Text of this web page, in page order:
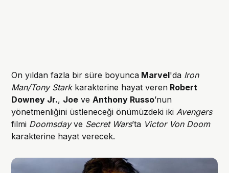
On yıldan fazla bir süre boyunca Marvel'da Iron
Man/Tony Starkkarakterine hayat veren Robert
Downey Jr., Joe veAnthony Russo’nun
yönetmenliğini üstleneceği önümüzdeki ikiAvengers
filmi Doomsdayve Secret Wars’ta Victor Von Doom
karakterine hayat verecek.